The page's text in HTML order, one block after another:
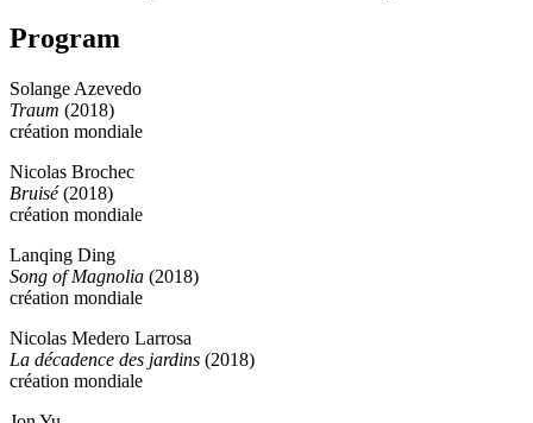
Program
Solange Azevedo
Traum (2018)
création mondiale
Nicolas Brochec
Bruisé(2018)
création mondiale
Lanqing Ding
Song of Magnolia (2018)
création mondiale
Nicolas Medero Larrosa
La décadence des jardins (2018)
création mondiale